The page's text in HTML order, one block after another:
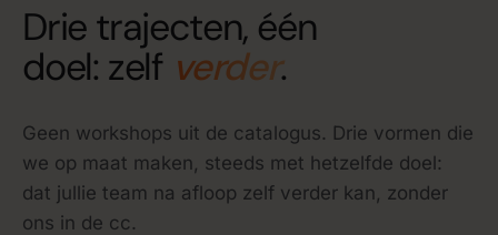
Drie trajecten, één
doel: zelf verder.
Geen workshops uit de catalogus. Drie vormen die
we op maat maken, steeds met hetzelfde doel:
dat jullie team na afloop zelf verder kan, zonder
ons in de cc.